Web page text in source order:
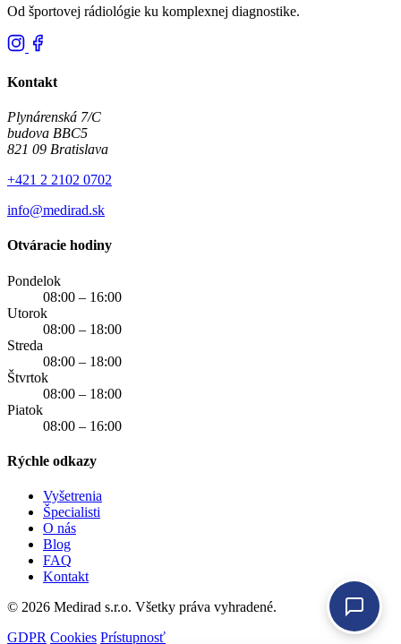
Od športovej rádiológie ku komplexnej diagnostike.
Kontakt
Plynárenská 7/C
budova BBC5
821 09 Bratislava
+421 2 2102 0702
info@medirad.sk
Otváracie hodiny
Pondelok
08:00 – 16:00
Utorok
08:00 – 18:00
Streda
08:00 – 18:00
Štvrtok
08:00 – 18:00
Piatok
08:00 – 16:00
Rýchle odkazy
Vyšetrenia
Špecialisti
O nás
Blog
FAQ
Kontakt
© 2026 Medirad s.r.o. Všetky práva vyhradené.
GDPR Cookies Prístupnosť